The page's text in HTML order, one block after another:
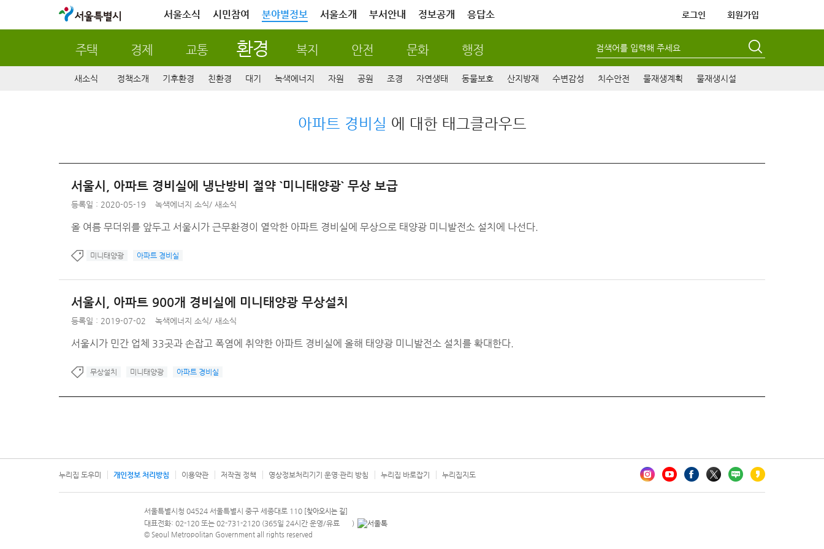
서울특별시 서울소식 시민참여 분야별정보 서울소개 부서안내 정보공개 응답소 로그인 회원가입
주택 경제 교통 환경 복지 안전 문화 행정 검색어를 입력해 주세요
새소식 정책소개 기후환경 친환경 대기 녹색에너지 자원 공원 조경 자연생태 동물보호 산지방재 수변감성 치수안전 물재생계획 물재생시설
아파트 경비실 에 대한 태그클라우드
서울시, 아파트 경비실에 냉난방비 절약 `미니태양광` 무상 보급
등록일 : 2020-05-19 녹색에너지 소식/ 새소식
올 여름 무더위를 앞두고 서울시가 근무환경이 열악한 아파트 경비실에 무상으로 태양광 미니발전소 설치에 나선다.
미니태양광 아파트 경비실
서울시, 아파트 900개 경비실에 미니태양광 무상설치
등록일 : 2019-07-02 녹색에너지 소식/ 새소식
서울시가 민간 업체 33곳과 손잡고 폭염에 취약한 아파트 경비실에 올해 태양광 미니발전소 설치를 확대한다.
무상설치 미니태양광 아파트 경비실
누리집 도우미 개인정보 처리방침 이용약관 저작권 정책 영상정보처리기기 운영·관리 방침 누리집 바로잡기 누리집지도
문의 전화번호 120, 120 다산콜재단
서울특별시청 04524 서울특별시 중구 세종대로 110 [찾아오시는 길]
대표전화: 02-120 또는 02-731-2120 (365일 24시간 운영/유료 안내팝업 열기
)
© Seoul Metropolitan Government all rights reserved